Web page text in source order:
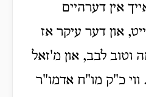
אין דערהיים
און דער עיקר אז
וטוב לבב, און מ'זאל
ווי כ"ק מו"ח אדמו"ר